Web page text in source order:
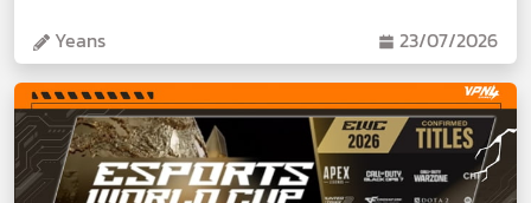
Yeans 23/07/2026